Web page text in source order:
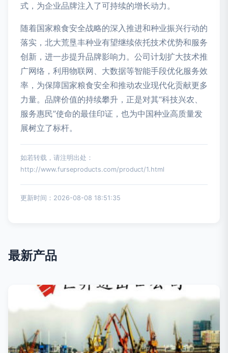
式，为企业品牌注入了可持续的增长动力。
随着国家粮食安全战略的深入推进和种业振兴行动的
落实，北大荒垦丰种业有望继续依托技术优势和服务
创新，进一步提升品牌影响力。公司计划扩大技术推
广网络，利用物联网、大数据等智能手段优化服务效
率，为保障国家粮食安全和推动农业现代化贡献更多
力量。品牌价值的持续攀升，正是对其“科技兴农、
服务惠民”使命的最佳印证，也为中国种业高质量发
展树立了标杆。
如若转载，请注明出处：
http://www.furseproducts.com/product/1.html
更新时间：2026-08-08 18:51:35
最新产品